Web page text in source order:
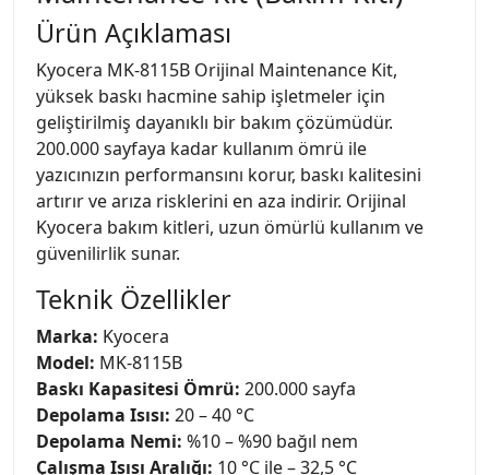
Ürün Açıklaması
Kyocera MK-8115B Orijinal Maintenance Kit,
yüksek baskı hacmine sahip işletmeler için
geliştirilmiş dayanıklı bir bakım çözümüdür.
200.000 sayfaya kadar kullanım ömrü ile
yazıcınızın performansını korur, baskı kalitesini
artırır ve arıza risklerini en aza indirir. Orijinal
Kyocera bakım kitleri, uzun ömürlü kullanım ve
güvenilirlik sunar.
Teknik Özellikler
Marka: Kyocera
Model: MK-8115B
Baskı Kapasitesi Ömrü: 200.000 sayfa
Depolama Isısı: 20 – 40 °C
Depolama Nemi: %10 – %90 bağıl nem
Çalışma Isısı Aralığı: 10 °C ile – 32,5 °C